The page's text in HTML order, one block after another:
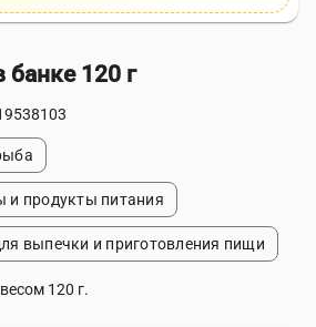
банке 120 г
и продукты питания
выпечки и приготовления пищи
120 г.